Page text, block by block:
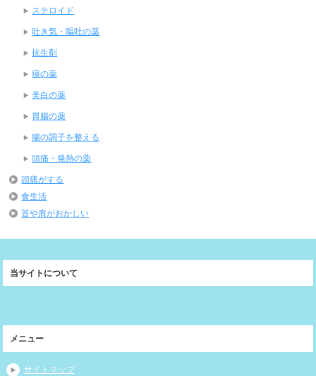
ステロイド
吐き気・嘔吐の薬
抗生剤
痰の薬
美白の薬
胃腸の薬
腸の調子を整える
頭痛・発熱の薬
頭痛がする
食生活
首や肩がおかしい
当サイトについて
メニュー
サイトマップ